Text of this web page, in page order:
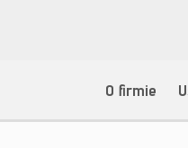
O firmie